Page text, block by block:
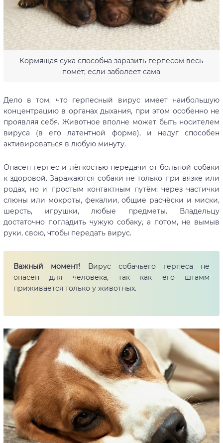
Кормящая сука способна заразить герпесом весь
помёт, если заболеет сама
Дело в том, что герпесный вирус имеет наибольшую
концентрацию в органах дыхания, при этом особенно не
проявляя себя. Животное вполне может быть носителем
вируса (в его латентной форме), и недуг способен
активироваться в любую минуту.
Опасен герпес и лёгкостью передачи от больной собаки
к здоровой. Заражаются собаки не только при вязке или
родах, но и простым контактным путём: через частички
слюны или мокроты, фекалии, общие расчёски и миски,
шерсть, игрушки, любые предметы. Владельцу
достаточно погладить чужую собаку, а потом, не вымыв
руки, свою, чтобы передать вирус.
Важный момент! Вирус собачьего герпеса не
опасен для человека, так как его штамм
приживается только у животных.